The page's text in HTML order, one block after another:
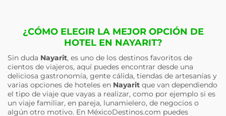
¿CÓMO ELEGIR LA MEJOR OPCIÓN DE
HOTEL EN NAYARIT?
Sin duda Nayarit, es uno de los destinos favoritos de
cientos de viajeros, aquí puedes encontrar desde una
deliciosa gastronomía, gente cálida, tiendas de artesanías y
varias opciones de hoteles en Nayarit que van dependiendo
el tipo de viaje que vayas a realizar, como por ejemplo si es
un viaje familiar, en pareja, lunamielero, de negocios o
algún otro motivo. En MéxicoDestinos.com puedes